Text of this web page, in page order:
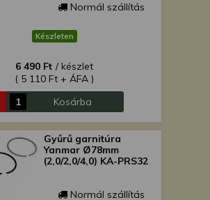
Normál szállítás
Készleten
6 490 Ft / készlet
( 5 110 Ft + ÁFA )
Kosárba
Gyűrű garnitúra
Yanmar Ø78mm
(2,0/2,0/4,0) KA-PRS32
Normál szállítás